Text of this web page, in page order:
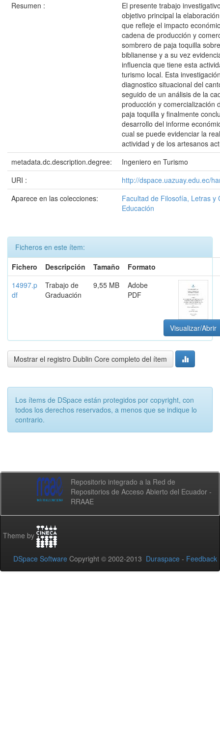
Resumen :
El presente trabajo
objetivo principal la
que refleje el impacto
cadena de producción y
sombrero de paja toquilla
biblianense y a su vez
influencia que tiene esta
turismo local. Esta
diagnostico situacional del
seguido de un análisis de la
producción y comercialización
paja toquilla y finalmente
desarrollo del informe
cual se puede evidenciar la
actividad y de los artesanos
metadata.dc.description.degree:
Ingeniero en Turismo
URI :
http://dspace.uazuay.edu.ec/
Aparece en las colecciones:
Facultad de Filosofía, Letras y
Educación
Ficheros en este ítem:
Fichero
Descripción Tamaño
Formato
14997.p
df
Trabajo de
Graduación
9,55 MB
Adobe
PDF
Visualizar/Abrir
Mostrar el registro Dublin Core completo del ítem
Los ítems de DSpace están protegidos por copyright, con
todos los derechos reservados, a menos que se indique lo
contrario.
Repositorio integrado a la Red de
Repositorios de Acceso Abierto del Ecuador -
RRAAE
Theme by
DSpace Software Copyright © 2002-2013 Duraspace - Feedback